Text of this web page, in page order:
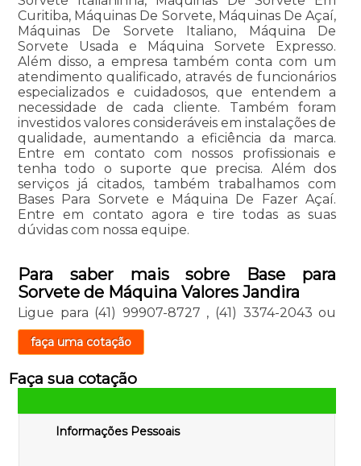
Curitiba, Máquinas De Sorvete, Máquinas De Açaí,
Máquinas De Sorvete Italiano, Máquina De
Sorvete Usada e Máquina Sorvete Expresso.
Além disso, a empresa também conta com um
atendimento qualificado, através de funcionários
especializados e cuidadosos, que entendem a
necessidade de cada cliente. Também foram
investidos valores consideráveis em instalações de
qualidade, aumentando a eficiência da marca.
Entre em contato com nossos profissionais e
tenha todo o suporte que precisa. Além dos
serviços já citados, também trabalhamos com
Bases Para Sorvete e Máquina De Fazer Açaí.
Entre em contato agora e tire todas as suas
dúvidas com nossa equipe.
Para saber mais sobre Base para
Sorvete de Máquina Valores Jandira
Ligue para (41) 99907-8727 , (41) 3374-2043 ou
faça uma cotação
Faça sua cotação
Informações Pessoais